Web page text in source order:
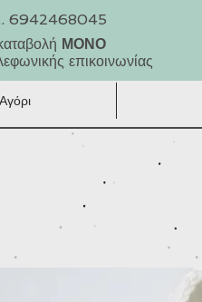
6942468045
ΜΟΝΟ
επικοινωνίας
Αγόρι